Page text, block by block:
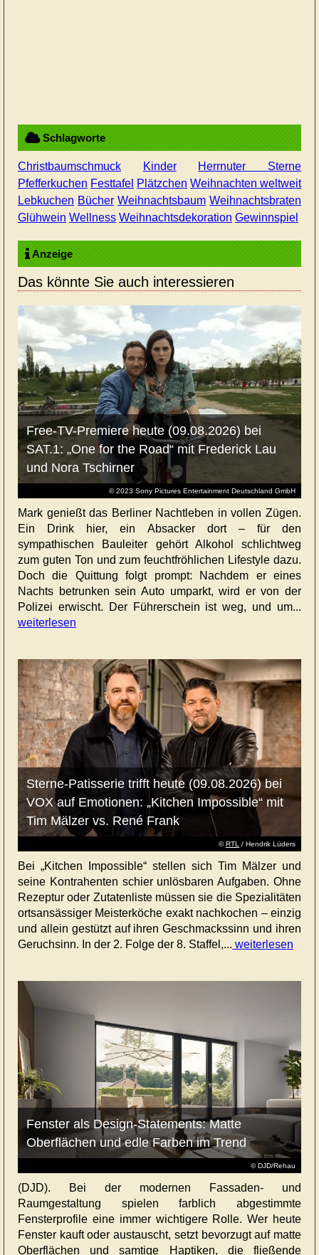
Schlagworte
Christbaumschmuck Kinder
Herrnuter Sterne
Pfefferkuchen Festtafel Plätzchen Weihnachten weltweit
Lebkuchen Bücher Weihnachtsbaum Weihnachtsbraten
Glühwein Wellness Weihnachtsdekoration Gewinnspiel
Anzeige
Das könnte Sie auch interessieren
© 2023 Sony Pictures Entertainment Deutschland GmbH
Free-TV-Premiere heute (09.08.2026) bei
SAT.1: „One for the Road“ mit Frederick Lau
und Nora Tschirner
Mark genießt das Berliner Nachtleben in vollen Zügen.
Ein Drink hier, ein Absacker dort – für den
sympathischen Bauleiter gehört Alkohol schlichtweg
zum guten Ton und zum feuchtfröhlichen Lifestyle dazu.
Doch die Quittung folgt prompt: Nachdem er eines
Nachts betrunken sein Auto umparkt, wird er von der
Polizei erwischt. Der Führerschein ist weg, und um...
weiterlesen
©RTL / Hendrik Lüders
Sterne-Patisserie trifft heute (09.08.2026) bei
VOX auf Emotionen: „Kitchen Impossible“ mit
Tim Mälzer vs. René Frank
Bei „Kitchen Impossible“ stellen sich Tim Mälzer und
seine Kontrahenten schier unlösbaren Aufgaben. Ohne
Rezeptur oder Zutatenliste müssen sie die Spezialitäten
ortsansässiger Meisterköche exakt nachkochen – einzig
und allein gestützt auf ihren Geschmackssinn und ihren
Geruchsinn. In der 2. Folge der 8. Staffel,... weiterlesen
© DJD/Rehau
Fenster als Design-Statements: Matte
Oberflächen und edle Farben im Trend
(DJD). Bei der modernen Fassaden- und
Raumgestaltung spielen farblich abgestimmte
Fensterprofile eine immer wichtigere Rolle. Wer heute
Fenster kauft oder austauscht, setzt bevorzugt auf matte
Oberflächen und samtige Haptiken, die fließende